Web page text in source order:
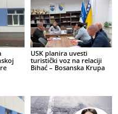
USK planira uvesti
turistički voz na relaciji
Bihać – Bosanska Krupa